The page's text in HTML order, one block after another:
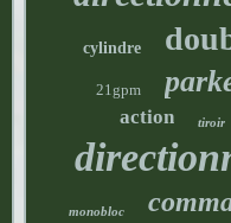
cylindre
21gpm
action tiroir
monobloc